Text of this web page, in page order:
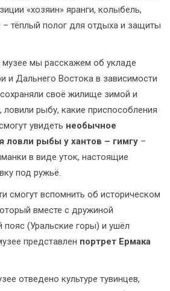
«хозяин» яранги, колыбель,
– тёплый полог для отдыха и защиты
музее мы расскажем об укладе
и Дальнего Востока в зависимости
своё жилище зимой и
ловили рыбу, какие приспособления
увидеть необычное
ловли рыбы у хантов – гимгу –
в виде уток, настоящие
под ружьё.
смогут вспомнить об историческом
вместе с дружиной
(Уральские горы) и ушёл
представлен портрет Ермака
отведено культуре тувинцев,